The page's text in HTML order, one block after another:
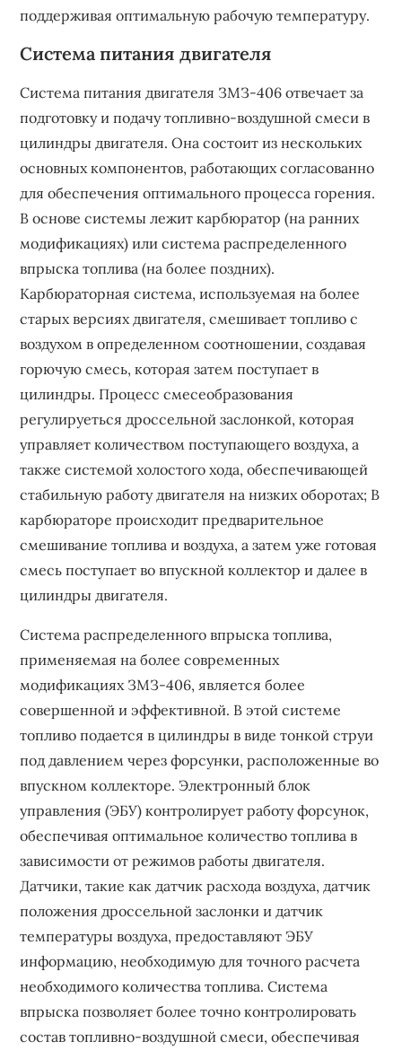
поддерживая оптимальную рабочую температуру.
Система питания двигателя
Система питания двигателя ЗМЗ-406 отвечает за
подготовку и подачу топливно-воздушной смеси в
цилиндры двигателя. Она состоит из нескольких
основных компонентов, работающих согласованно
для обеспечения оптимального процесса горения.
В основе системы лежит карбюратор (на ранних
модификациях) или система распределенного
впрыска топлива (на более поздних).
Карбюраторная система, используемая на более
старых версиях двигателя, смешивает топливо с
воздухом в определенном соотношении, создавая
горючую смесь, которая затем поступает в
цилиндры. Процесс смесеобразования
регулируеться дроссельной заслонкой, которая
управляет количеством поступающего воздуха, а
также системой холостого хода, обеспечивающей
стабильную работу двигателя на низких оборотах; В
карбюраторе происходит предварительное
смешивание топлива и воздуха, а затем уже готовая
смесь поступает во впускной коллектор и далее в
цилиндры двигателя.
Система распределенного впрыска топлива,
применяемая на более современных
модификациях ЗМЗ-406, является более
совершенной и эффективной. В этой системе
топливо подается в цилиндры в виде тонкой струи
под давлением через форсунки, расположенные во
впускном коллекторе. Электронный блок
управления (ЭБУ) контролирует работу форсунок,
обеспечивая оптимальное количество топлива в
зависимости от режимов работы двигателя.
Датчики, такие как датчик расхода воздуха, датчик
положения дроссельной заслонки и датчик
температуры воздуха, предоставляют ЭБУ
информацию, необходимую для точного расчета
необходимого количества топлива. Система
впрыска позволяет более точно контролировать
состав топливно-воздушной смеси, обеспечивая